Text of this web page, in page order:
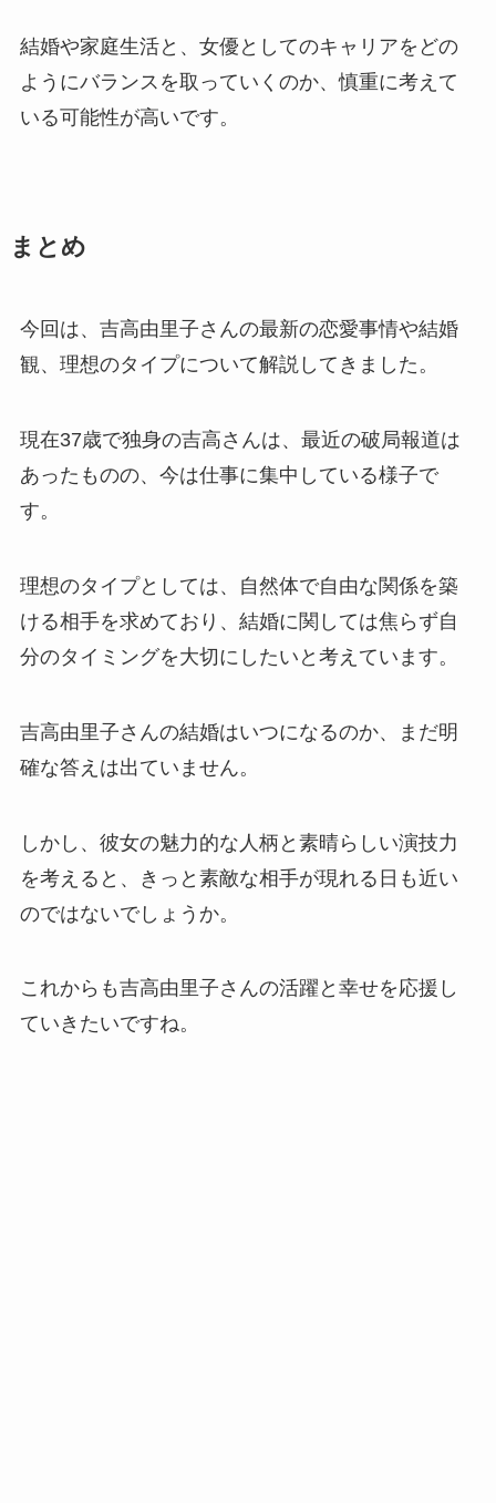
結婚や家庭生活と、女優としてのキャリアをどの
ようにバランスを取っていくのか、慎重に考えて
いる可能性が高いです。
まとめ
今回は、吉高由里子さんの最新の恋愛事情や結婚
観、理想のタイプについて解説してきました。
現在37歳で独身の吉高さんは、最近の破局報道は
あったものの、今は仕事に集中している様子で
す。
理想のタイプとしては、自然体で自由な関係を築
ける相手を求めており、結婚に関しては焦らず自
分のタイミングを大切にしたいと考えています。
吉高由里子さんの結婚はいつになるのか、まだ明
確な答えは出ていません。
しかし、彼女の魅力的な人柄と素晴らしい演技力
を考えると、きっと素敵な相手が現れる日も近い
のではないでしょうか。
これからも吉高由里子さんの活躍と幸せを応援し
ていきたいですね。